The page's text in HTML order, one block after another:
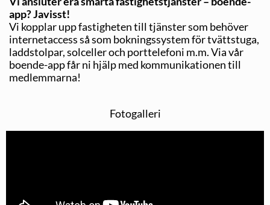
app? Javisst!
Vi kopplar upp fastigheten till tjänster som behöver
internetaccess så som bokningssystem för tvättstuga,
laddstolpar, solceller och porttelefoni m.m. Via vår
boende-app får ni hjälp med kommunikationen till
medlemmarna!
Fotogalleri